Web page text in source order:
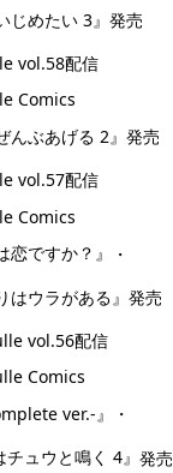
じめたい 3』 発売
vol.58配信
Comics
んぶあげる 2』 発売
vol.57配信
Comics
恋ですか？』
・
はウラがある』 発売
vol.56配信
Comics
ver.-』
・
チュウと鳴く 4』 発売